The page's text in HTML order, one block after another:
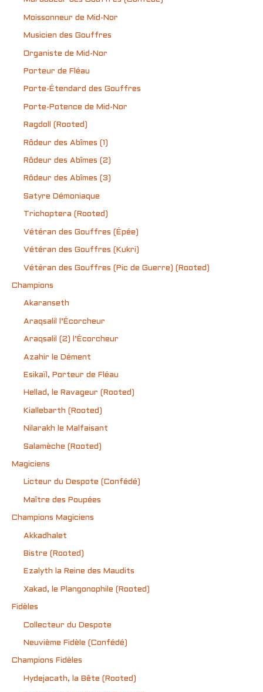
Moissonneur de Mid-Nor
Musicien des Gouffres
Organiste de Mid-Nor
Porteur de Fléau
Porte-Étendard des Gouffres
Porte-Potence de Mid-Nor
Ragdoll (Rooted)
Rôdeur des Abîmes (1)
Rôdeur des Abîmes (2)
Rôdeur des Abîmes (3)
Satyre Démoniaque
Trichoptera (Rooted)
Vétéran des Gouffres (Épée)
Vétéran des Gouffres (Kukri)
Vétéran des Gouffres (Pic de Guerre) (Rooted)
Champions
Akaranseth
Araqsalil l’Écorcheur
Araqsalil (2) l’Écorcheur
Azahir le Dément
Esikaïl, Porteur de Fléau
Hellad, le Ravageur (Rooted)
Kiallebarth (Rooted)
Nilarakh le Malfaisant
Salamèche (Rooted)
Magiciens
Licteur du Despote (Confédé)
Maître des Poupées
Champions Magiciens
Akkadhalet
Bistre (Rooted)
Ezalyth la Reine des Maudits
Xakad, le Plangonophile (Rooted)
Fidèles
Collecteur du Despote
Neuvième Fidèle (Confédé)
Champions Fidèles
Hydejacath, la Bête (Rooted)